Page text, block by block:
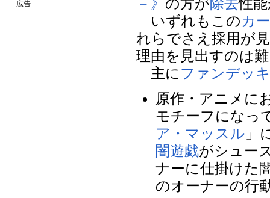
広告
－》 の方が除去性
いずれもこのカ
れらでさえ採用が
理由を見出すのは
主に ファンデッ
原作・アニメに
モチーフになっ
ア・マッスル 」
闇遊戯がシュー
ナーに仕掛けた
のオーナーの行